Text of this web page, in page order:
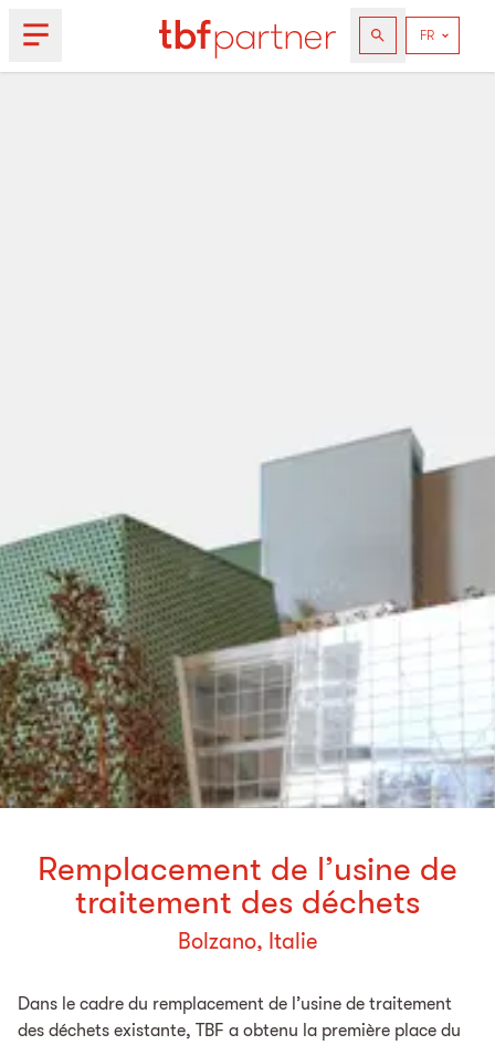
Remplacement de l’usine de
traitement des déchets
Bolzano, Italie
Dans le cadre du remplacement de l’usine de traitement
des déchets existante, TBF a obtenu la première place du